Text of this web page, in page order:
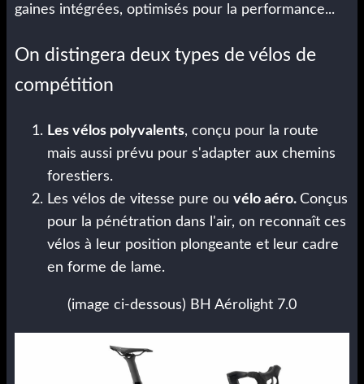
gaines intégrées, optimisés pour la performance...
On distingera deux types de vélos de
compétition
Les vélos polyvalents, conçu pour la route
mais aussi prévu pour s'adapter aux chemins
forestiers.
Les vélos de vitesse pure ou vélo aéro. Conçus
pour la pénétration dans l'air, on reconnaît ces
vélos à leur position plongeante et leur cadre
en forme de lame.
(image ci-dessous) BH Aérolight 7.0